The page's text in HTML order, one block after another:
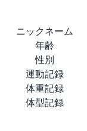
ニックネーム
年齢
性別
運動記録
体重記録
体型記録